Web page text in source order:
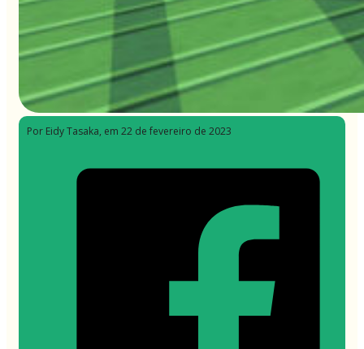
Por Eidy Tasaka, em 22 de fevereiro de 2023